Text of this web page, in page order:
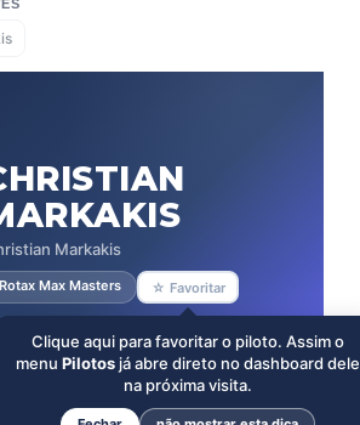
Markakis
Rotax Max Masters ☆ Favoritar
Clique aqui para favoritar o piloto. Assim o
menu Pilotos já abre direto no dashboard dele
na próxima visita.